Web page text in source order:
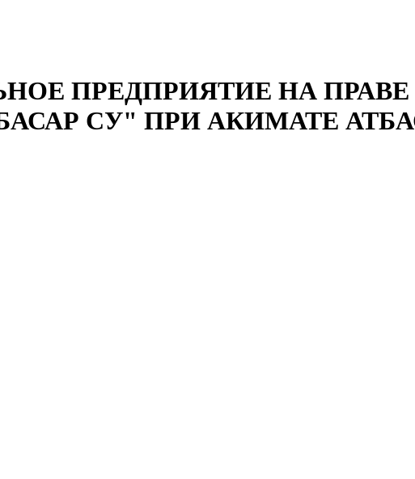
ПРЕДПРИЯТИЕ НА ПРАВЕ
СУ" ПРИ АКИМАТЕ